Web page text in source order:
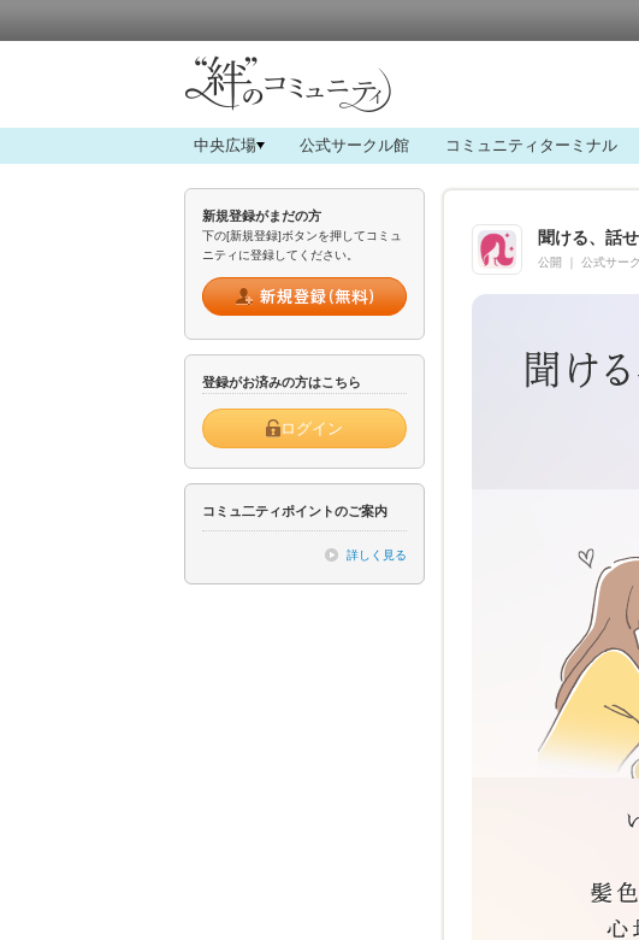
中央広場 公式サークル館 コミュニティターミナル
新規登録がまだの方
下の[新規登録]ボタンを押してコミュ
ニティに登録してください。
登録がお済みの方はこちら
ログイン
コミュ二ティポイントのご案内
詳しく見る
聞ける、話
公開 公式サー